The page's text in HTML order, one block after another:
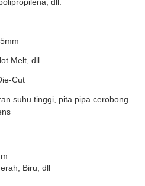
Melt, dll.
Cut
suhu tinggi, pita pipa cerobong
Biru, dll